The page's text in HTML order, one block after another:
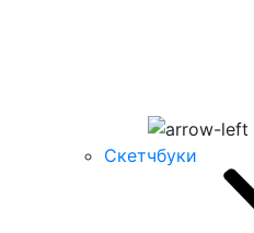
Скетчбуки